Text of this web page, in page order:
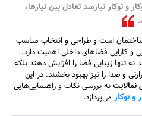
و توکار نیازمند تعادل بین نیازها،
است و طراحی و انتخاب مناسب
و کارایی فضاهای داخلی اهمیت دارد.
تنها زیبایی فضا را افزایش دهند بلکه
و صدا را نیز بهبود بخشند. در این
نمالایتبه بررسی نکات و راهنمایی‌هایی
و توکار می‌پردازد.